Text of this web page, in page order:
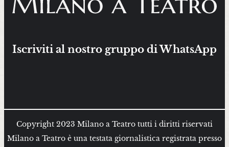
Iscriviti al nostro gruppo di WhatsApp
Copyright 2023 Milano a Teatro tutti i diritti riservati
Milano a Teatro è una testata giornalistica registrata presso